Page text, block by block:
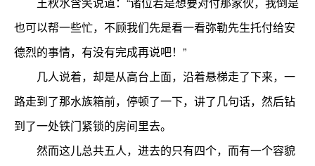
也可以帮一些忙，不顾我们先是看一看弥勒先生托付给安
德烈的事情，有没有完成再说吧！”
几人说着，却是从高台上面，沿着悬梯走了下来，一
路走到了那水族箱前，停顿了一下，讲了几句话，然后钻
到了一处铁门紧锁的房间里去。
然而这儿总共五人，进去的只有四个，而有一个容貌